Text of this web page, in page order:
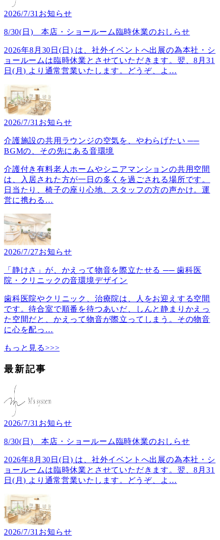
2026/7/31お知らせ
8/30(日) 本店・ショールーム臨時休業のおしらせ
2026年8月30日(日) は、社外イベントへ出展の為本社・シ
ョールームは臨時休業とさせていただきます。翌、8月31
日(月) より通常営業いたします。どうぞ、よ …
2026/7/31お知らせ
介護施設の共用ラウンジの空気を、やわらげたい ──
BGMの、その先にある音環境
介護付き有料老人ホームやシニアマンションの共用空間
は、入居された方が一日の多くを過ごされる場所です。
日当たり、椅子の座り心地、スタッフの方の声かけ。運
営に携わる …
2026/7/27お知らせ
「静けさ」が、かえって物音を際立たせる ── 歯科医
院・クリニックの音環境デザイン
歯科医院やクリニック、治療院は、人をお迎えする空間
です。待合室で順番を待つあいだ、しんと静まりかえっ
た空間だと、かえって物音が際立ってしまう。その物音
に心を配っ …
もっと見る>>>
最新記事
2026/7/31 お知らせ
8/30(日) 本店・ショールーム臨時休業のおしらせ
2026年8月30日(日) は、社外イベントへ出展の為本社・シ
ョールームは臨時休業とさせていただきます。翌、8月31
日(月) より通常営業いたします。どうぞ、よ …
2026/7/31 お知らせ